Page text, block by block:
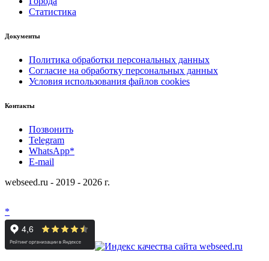
Статистика
Документы
Политика обработки персональных данных
Согласие на обработку персональных данных
Условия использования файлов cookies
Контакты
Позвонить
Telegram
WhatsApp*
E-mail
webseed.ru - 2019 - 2026 г.
*